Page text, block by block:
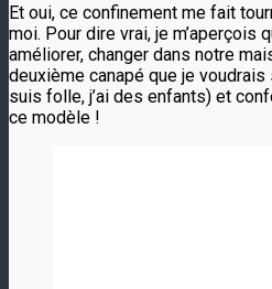
Et oui, ce confinement me fait
moi. Pour dire vrai, je m’aperçois
améliorer, changer dans notre
deuxième canapé que je
suis folle, j’ai des enfants) et
ce modèle !